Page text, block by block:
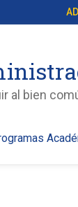
al bien